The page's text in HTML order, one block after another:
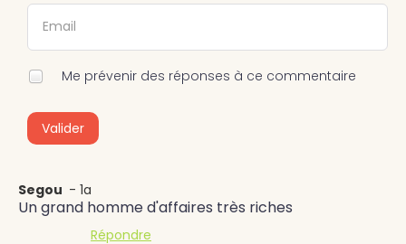
Me prévenir des réponses à ce commentaire
Valider
Segou - 1a
Un grand homme d'affaires très riches
Répondre